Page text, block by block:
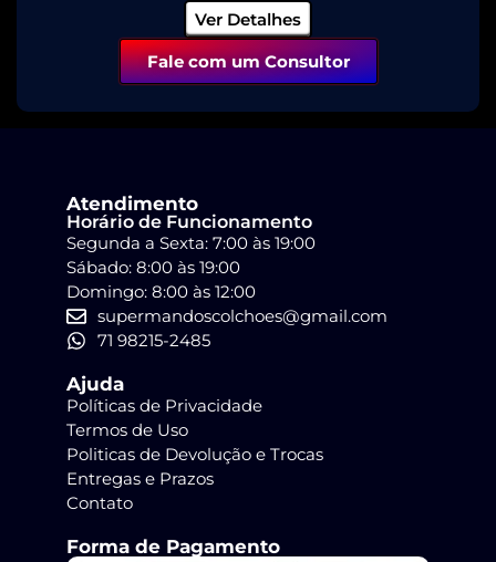
Ver Detalhes
Fale com um Consultor
Atendimento
Horário de Funcionamento
Segunda a Sexta: 7:00 às 19:00
Sábado: 8:00 às 19:00
Domingo: 8:00 às 12:00
supermandoscolchoes@gmail.com
71 98215-2485
Ajuda
Políticas de Privacidade
Termos de Uso
Politicas de Devolução e Trocas
Entregas e Prazos
Contato
Forma de Pagamento